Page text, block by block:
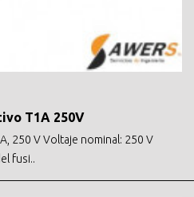
T1A 250V
250 V Voltaje nominal: 250 V
fusi..